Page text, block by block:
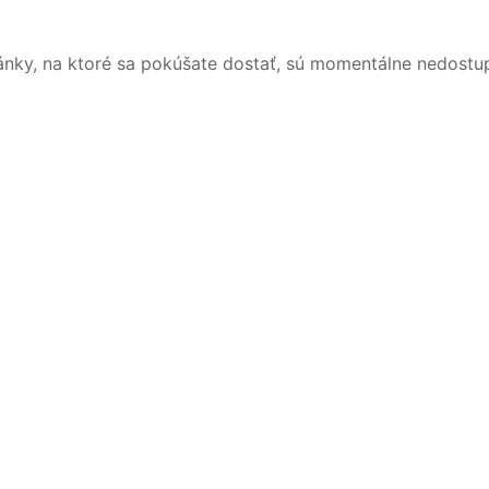
na ktoré sa pokúšate dostať, sú momentálne